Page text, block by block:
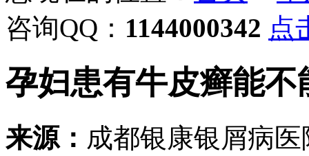
咨询QQ： 1144000342 点
孕妇患有牛皮癣能不
来源： 成都银康银屑病医